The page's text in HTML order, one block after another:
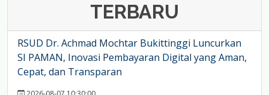
TERBARU
RSUD Dr. Achmad Mochtar Bukittinggi Luncurkan
SI PAMAN, Inovasi Pembayaran Digital yang Aman,
Cepat, dan Transparan